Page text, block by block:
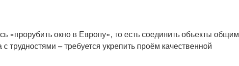
«прорубить окно в Европу», то есть соединить объекты общим
трудностями – требуется укрепить проём качественной